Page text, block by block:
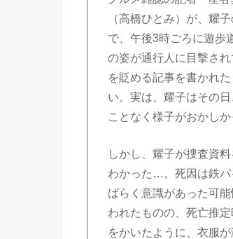
（高橋ひとみ）が、耀
で、午後3時ごろに遊歩
の姿が通行人に目撃さ
を貶める記事を書かれ
い。実は、耀子はその
ことなく様子がおかし
しかし、耀子が捜査資
わかった…。死因は鉄パ
ばらく意識があった可
われたものの、死亡推
をかいたように、衣服